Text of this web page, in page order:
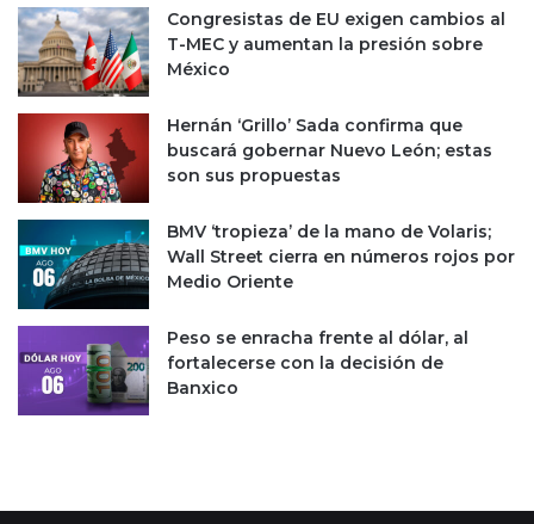
u
d
i
a
n
d
e
2
5
p
o
Congresistas de EU exigen cambios al
T-MEC y aumentan la presión sobre
México
Hernán ‘Grillo’ Sada confirma que
buscará gobernar Nuevo León; estas
son sus propuestas
BMV ‘tropieza’ de la mano de Volaris;
Wall Street cierra en números rojos por
Medio Oriente
Peso se enracha frente al dólar, al
fortalecerse con la decisión de
Banxico